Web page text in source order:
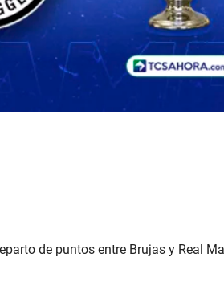
de puntos entre Brujas y Real